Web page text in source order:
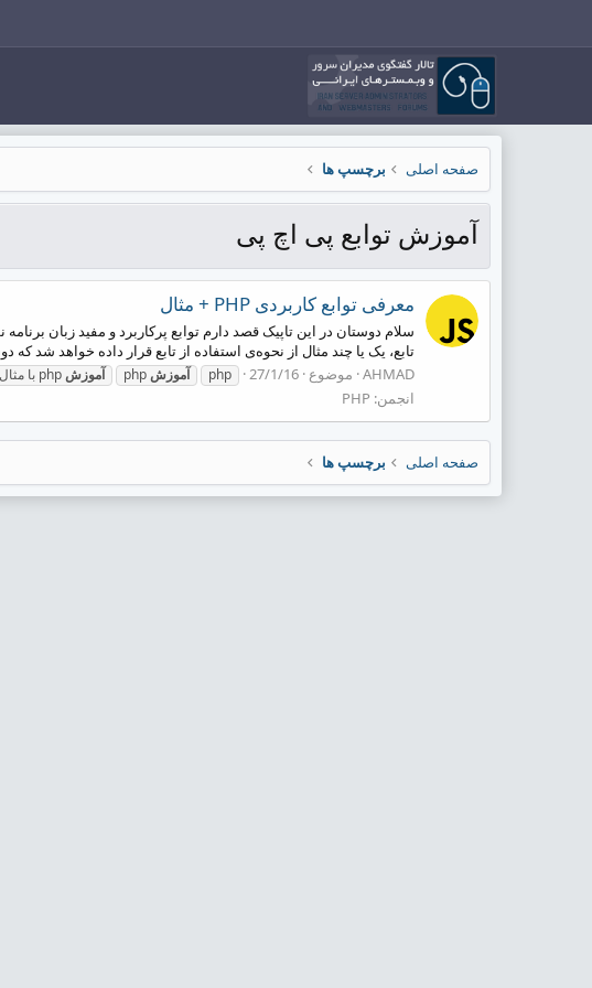
صفحه اصلی برچسپ ها
آموزش توابع پی اچ پی
معرفی توابع کاربردی PHP + مثال
تابع، یک یا چند مثال از نحوه‌ی استفاده از تابع قرار داده خواهد شد که
AHMAD موضوع 27/1/16
php آموزش آموزش
انجمن: PHP
صفحه اصلی برچسپ ها